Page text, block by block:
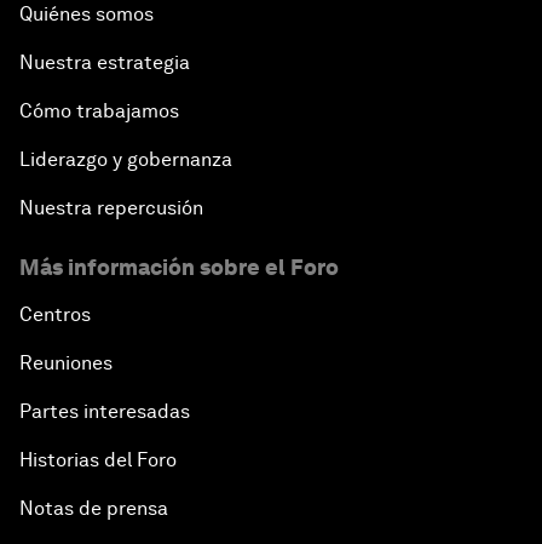
Quiénes somos
Nuestra estrategia
Cómo trabajamos
Liderazgo y gobernanza
Nuestra repercusión
Más información sobre el Foro
Centros
Reuniones
Partes interesadas
Historias del Foro
Notas de prensa